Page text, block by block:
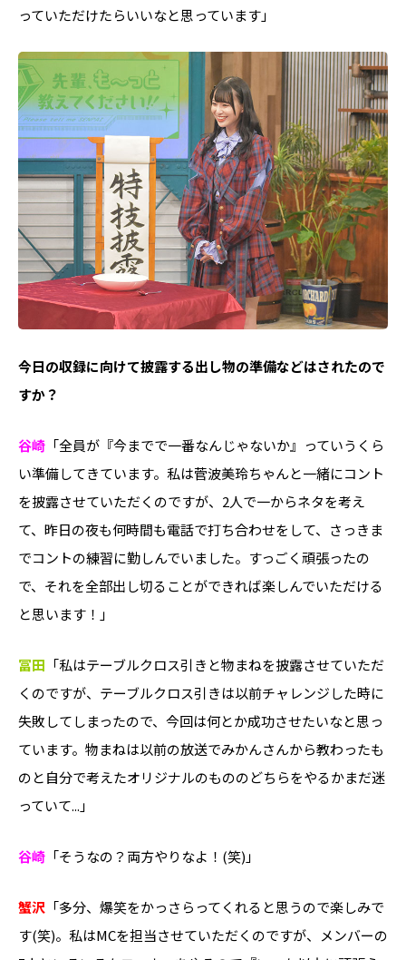
っていただけたらいいなと思っています」
――今日の収録に向けて披露する出し物の準備などはされたので
すか？
谷崎 「全員が『今までで一番なんじゃないか』っていうくら
い準備してきています。私は菅波美玲ちゃんと一緒にコント
を披露させていただくのですが、2人で一からネタを考え
て、昨日の夜も何時間も電話で打ち合わせをして、さっきま
でコントの練習に勤しんでいました。すっごく頑張ったの
で、それを全部出し切ることができれば楽しんでいただける
と思います！」
冨田 「私はテーブルクロス引きと物まねを披露させていただ
くのですが、テーブルクロス引きは以前チャレンジした時に
失敗してしまったので、今回は何とか成功させたいなと思っ
ています。物まねは以前の放送でみかんさんから教わったも
のと自分で考えたオリジナルのもののどちらをやるかまだ迷
っていて...」
谷崎 「そうなの？両方やりなよ！(笑)」
蟹沢 「多分、爆笑をかっさらってくれると思うので楽しみで
す(笑)。私はMCを担当させていただくのですが、メンバーの